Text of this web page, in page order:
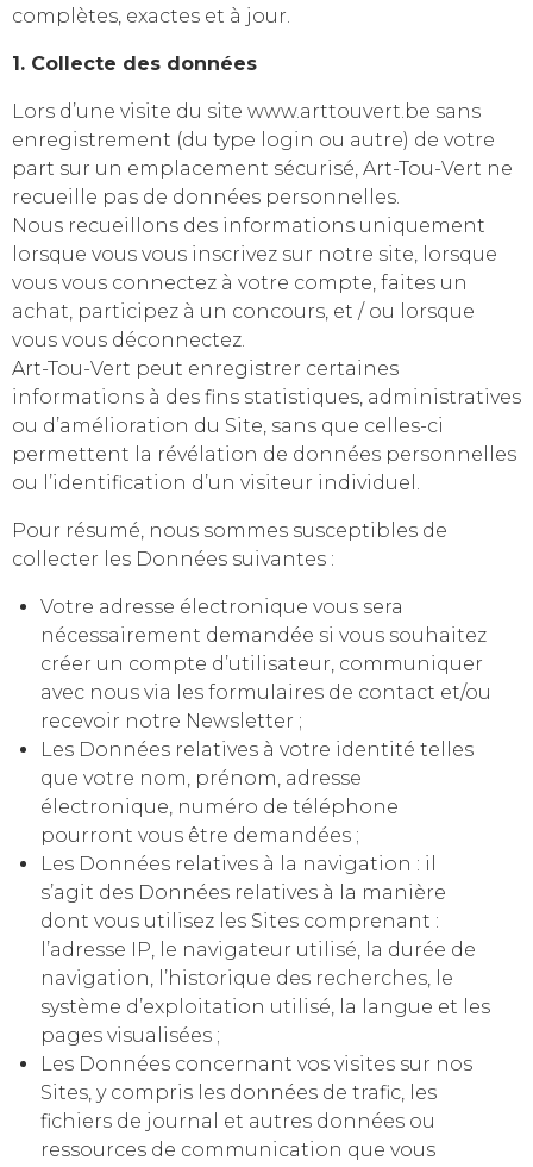
complètes, exactes et à jour.
1. Collecte des données
Lors d’une visite du site www.arttouvert.be sans
enregistrement (du type login ou autre) de votre
part sur un emplacement sécurisé, Art-Tou-Vert ne
recueille pas de données personnelles.
Nous recueillons des informations uniquement
lorsque vous vous inscrivez sur notre site, lorsque
vous vous connectez à votre compte, faites un
achat, participez à un concours, et / ou lorsque
vous vous déconnectez.
Art-Tou-Vert peut enregistrer certaines
informations à des fins statistiques, administratives
ou d’amélioration du Site, sans que celles-ci
permettent la révélation de données personnelles
ou l’identification d’un visiteur individuel.
Pour résumé, nous sommes susceptibles de
collecter les Données suivantes :
Votre adresse électronique vous sera
nécessairement demandée si vous souhaitez
créer un compte d’utilisateur, communiquer
avec nous via les formulaires de contact et/ou
recevoir notre Newsletter ;
Les Données relatives à votre identité telles
que votre nom, prénom, adresse
électronique, numéro de téléphone
pourront vous être demandées ;
Les Données relatives à la navigation : il
s’agit des Données relatives à la manière
dont vous utilisez les Sites comprenant :
l’adresse IP, le navigateur utilisé, la durée de
navigation, l’historique des recherches, le
système d’exploitation utilisé, la langue et les
pages visualisées ;
Les Données concernant vos visites sur nos
Sites, y compris les données de trafic, les
fichiers de journal et autres données ou
ressources de communication que vous